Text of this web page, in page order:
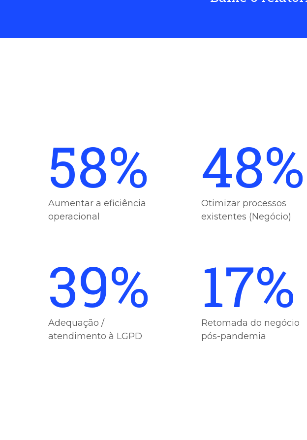
58%
Aumentar a eficiência
operacional
48%
Otimizar processos
existentes (Negócio)
39%
Adequação /
atendimento à LGPD
17%
Retomada do negócio
pós-pandemia